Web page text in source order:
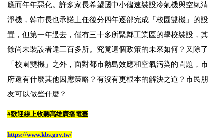
應而年年惡化。許多家長希望國中小儘速裝設冷氣機與空氣清
淨機，韓市長也承諾上任後分四年逐部完成「校園雙機」的設
置，但第一年過去，僅有三十多所緊鄰工業區的學校裝設，其
餘尚未裝設者達三百多所。究竟這個政策的未來如何？又除了
「校園雙機」之外，面對都市熱島效應和空氣污染的問題，市
府還有什麼其他因應策略？有沒有更根本的解決之道？市民朋
友可以做些什麼？
#歡迎線上收聽高雄廣播電臺
https://www.kbs.gov.tw/